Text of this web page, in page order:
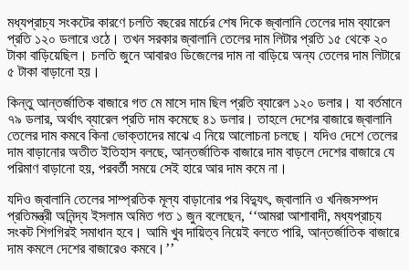
মধ্যপ্রাচ্য সংকটের কারণে চলতি বছরের মার্চের শেষ দিকে জ্বালানি তেলের দাম ব্যারেল
প্রতি ১২০ ডলারে ওঠে। তখন সরকার জ্বালানি তেলের দাম লিটার প্রতি ১৫ থেকে ২০
টাকা বাড়িয়েছিল। চলতি জুনে আবারও ডিজেলের দাম না বাড়িয়ে অন্য তেলের দাম লিটারে
৫ টাকা বাড়ানো হয়।
কিন্তু আন্তর্জাতিক বাজারে গত মে মাসে দাম ছিল প্রতি ব্যারেল ১২০ ডলার। যা বর্তমানে
৭৯ ডলার, অর্থাৎ ব্যারেল প্রতি দাম কমেছে ৪১ ডলার। তাহলে দেশের বাজারে জ্বালানি
তেলের দাম কমবে কিনা ভোক্তাদের মাঝে এ নিয়ে আলোচনা চলছে। যদিও দেশে তেলের
দাম বাড়ানোর অতীত ইতিহাস বলছে, আন্তর্জাতিক বাজারে দাম বাড়লে দেশের বাজারে যে
পরিমাণ বাড়ানো হয়, পরবর্তী সময়ে সেই হারে আর দাম কমে না।
যদিও জ্বালানি তেলের সাম্প্রতিক মূল্য বাড়ানোর পর বিদ্যুৎ, জ্বালানি ও খনিজসম্পদ
প্রতিমন্ত্রী অনিন্দ্য ইসলাম অমিত গত ১ জুন বলেছেন, ‘‘আমরা আশাবাদী, মধ্যপ্রাচ্য
সংকট শিগগিরই সমাধান হবে। আমি খুব দায়িত্ব নিয়েই বলতে পারি, আন্তর্জাতিক বাজারে
দাম কমলে দেশের বাজারেও কমবে।’’